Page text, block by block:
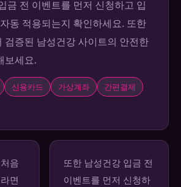
금 전 이벤트를 먼저 신청하고 입
동 적용되는지 확인하세요. 또한
검증된 남성건강 사이트의 안전한
보세요.
신용카드 가상계좌
간편결제
음
면
또한 남성건강 입금 전
이벤트를 먼저 신청하